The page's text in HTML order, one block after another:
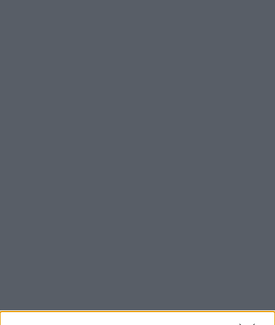
Privacy